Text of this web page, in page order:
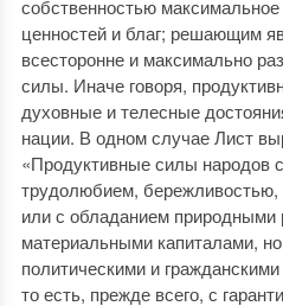
собственностью
ценностей и благ; решающим
всесторонне и максимально
силы. Иначе говоря,
духовные и телесные
нации. В одном случае Лист
«Продуктивные силы народов
трудолюбием,
или с обладанием природными
материальными капиталами,
политическими и
то есть, прежде всего, с